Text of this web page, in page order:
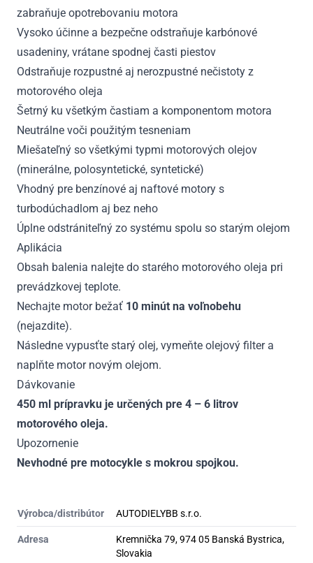
zabraňuje opotrebovaniu motora
Vysoko účinne a bezpečne odstraňuje karbónové
usadeniny, vrátane spodnej časti piestov
Odstraňuje rozpustné aj nerozpustné nečistoty z
motorového oleja
Šetrný ku všetkým častiam a komponentom motora
Neutrálne voči použitým tesneniam
Miešateľný so všetkými typmi motorových olejov
(minerálne, polosyntetické, syntetické)
Vhodný pre benzínové aj naftové motory s
turbodúchadlom aj bez neho
Úplne odstrániteľný zo systému spolu so starým olejom
Aplikácia
Obsah balenia nalejte do starého motorového oleja pri
prevádzkovej teplote.
Nechajte motor bežať 10 minút na voľnobehu
(nejazdite).
Následne vypusťte starý olej, vymeňte olejový filter a
naplňte motor novým olejom.
Dávkovanie
450 ml prípravku je určených pre 4 – 6 litrov
motorového oleja.
Upozornenie
Nevhodné pre motocykle s mokrou spojkou.
Výrobca/distribútor AUTODIELYBB s.r.o.
Adresa
Kremnička 79, 974 05 Banská Bystrica,
Slovakia